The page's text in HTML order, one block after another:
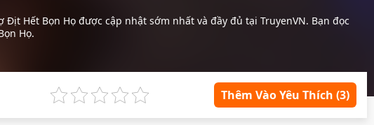
Địt Hết Bọn Họ được cập nhật sớm nhất và đầy đủ tại TruyenVN. Bạn đọc
Họ.
Thêm Vào Yêu Thích (3)